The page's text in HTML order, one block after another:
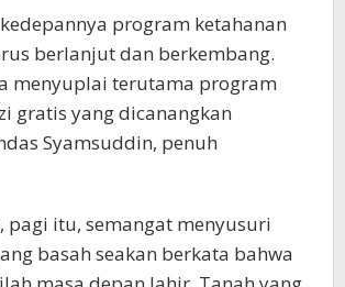
program ketahanan
berlanjut dan berkembang.
menyuplai terutama program
gratis yang dicanangkan
Syamsuddin, penuh
pagi itu, semangat menyusuri
basah seakan berkata bahwa